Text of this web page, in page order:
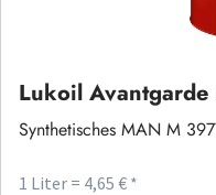
Lukoil Avantgarde
Synthetisches MAN M
1 Liter = 4,65 € *